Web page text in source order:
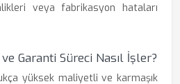
veya fabrikasyon hataları
Garanti Süreci Nasıl İşler?
yüksek maliyetli ve karmaşık